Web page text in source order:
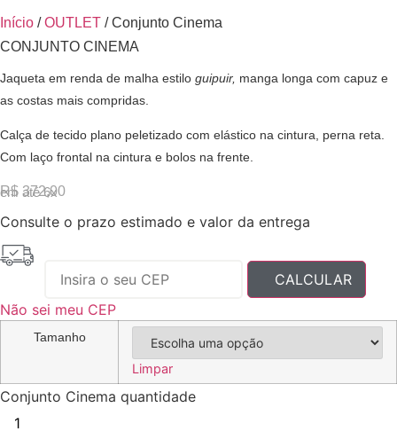
Início /OUTLET / Conjunto Cinema
CONJUNTO CINEMA
Jaqueta em renda de malha estilo guipuir, manga longa com capuz e
as costas mais compridas.
Calça de tecido plano peletizado com elástico na cintura, perna reta.
Com laço frontal na cintura e bolos na frente.
R$ 372,00
em até 6x
Consulte o prazo estimado e valor da entrega
Não sei meu CEP
Tamanho
Limpar
Conjunto Cinema quantidade